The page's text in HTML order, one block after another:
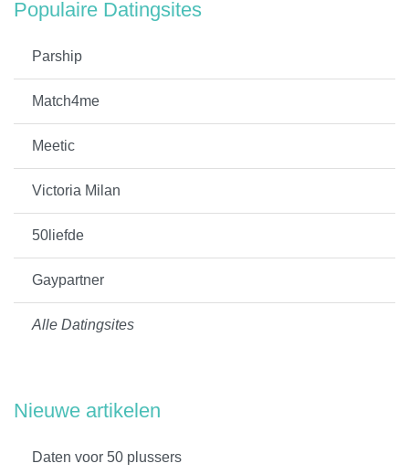
Populaire Datingsites
Parship
Match4me
Meetic
Victoria Milan
50liefde
Gaypartner
Alle Datingsites
Nieuwe artikelen
Daten voor 50 plussers